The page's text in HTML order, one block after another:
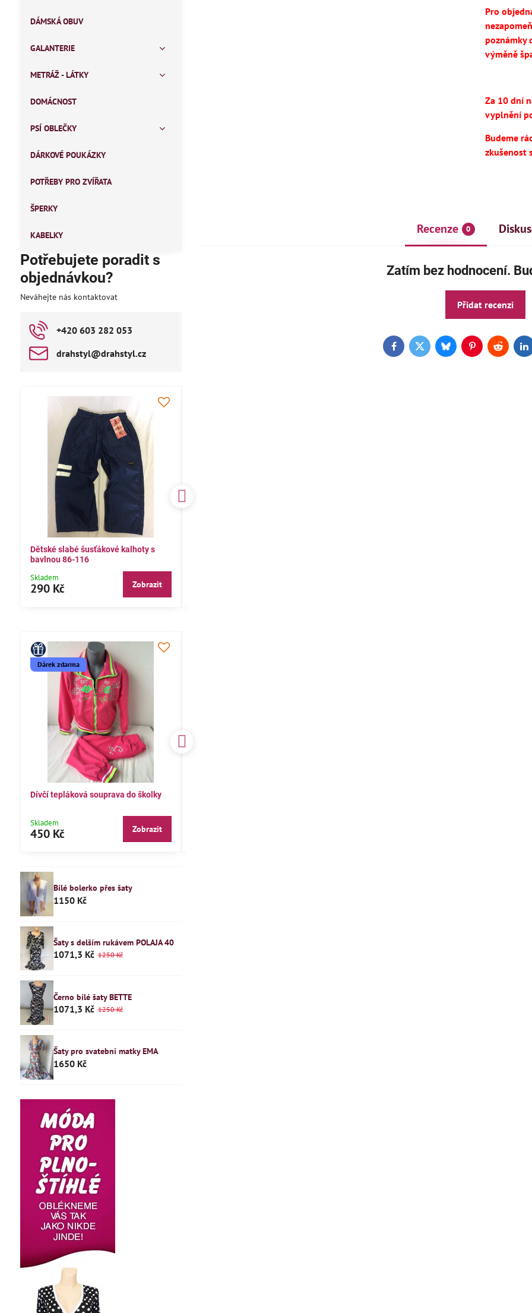
Pro
poznámky
výměně
Za 10 dní
vyplnění
Budeme
zkušenost
Recenze 0
Zatím bez hodnocení.
Přidat recenzi
FacebookTwitterBlueskyPinterestReddit
DÁMSKÁ OBUV
GALANTERIE
METRÁŽ - LÁTKY
DOMÁCNOST
PSÍ OBLEČKY
DÁRKOVÉ POUKÁZKY
POTŘEBY PRO ZVÍŘATA
ŠPERKY
KABELKY
Potřebujete poradit s
objednávkou?
Neváhejte nás kontaktovat
+420 603 282 053
drahstyl​@drahstyl​.cz
Dětské slabé šusťákové kalhoty s
bavlnou 86-116
Skladem
290 Kč Zobrazit
Dárek zdarma
Dívčí tepláková souprava do školky
Skladem
450 Kč Zobrazit
Bílé bolerko přes šaty
1150 Kč
Šaty s delším rukávem POLAJA 40
1071,3 Kč 1250 Kč
Černo bílé šaty BETTE
1071,3 Kč 1250 Kč
Šaty pro svatební matky EMA
1650 Kč